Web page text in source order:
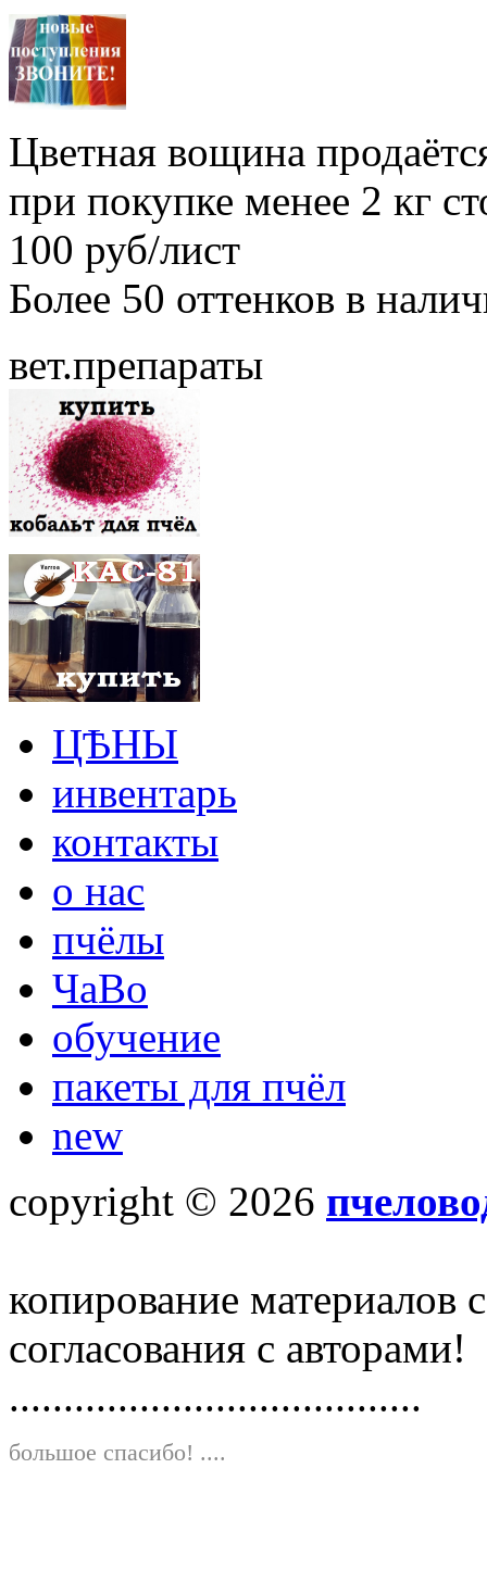
Цветная вощина
при покупке менее 2 кг
100 руб/лист
Более 50 оттенков в
вет.препараты
ЦѢНЫ
инвентарь
контакты
о нас
пчёлы
ЧаВо
обучение
пакеты для пчёл
new
copyright © 2026
копирование материалов
согласования с авторами!
......................................
большое спасибо! ....